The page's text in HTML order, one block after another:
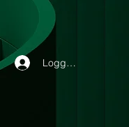
Logga in